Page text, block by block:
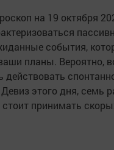
на 19 октября
события,
планы. Вероятно,
действовать
этого дня, семь
принимать